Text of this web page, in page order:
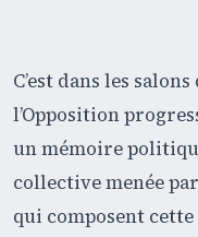
C’est dans les
l’Opposition
un mémoire
collective menée
qui composent